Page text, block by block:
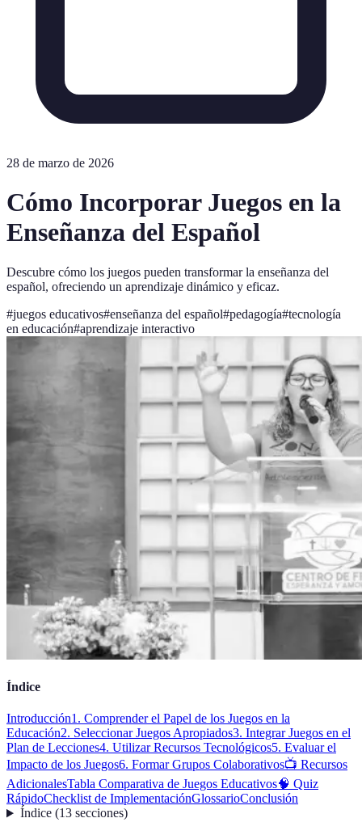
28 de marzo de 2026
Cómo Incorporar Juegos en la
Enseñanza del Español
Descubre cómo los juegos pueden transformar la enseñanza del
español, ofreciendo un aprendizaje dinámico y eficaz.
#juegos educativos#enseñanza del español#pedagogía#tecnología
en educación#aprendizaje interactivo
Índice
Introducción1. Comprender el Papel de los Juegos en la
Educación2. Seleccionar Juegos Apropiados3. Integrar Juegos en el
Plan de Lecciones4. Utilizar Recursos Tecnológicos5. Evaluar el
Impacto de los Juegos6. Formar Grupos Colaborativos📺 Recursos
AdicionalesTabla Comparativa de Juegos Educativos🧠 Quiz
RápidoChecklist de ImplementaciónGlossarioConclusión
Índice(13 secciones)